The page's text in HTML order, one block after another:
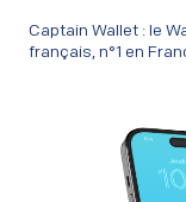
Captain Wallet : le
français, n°1 en